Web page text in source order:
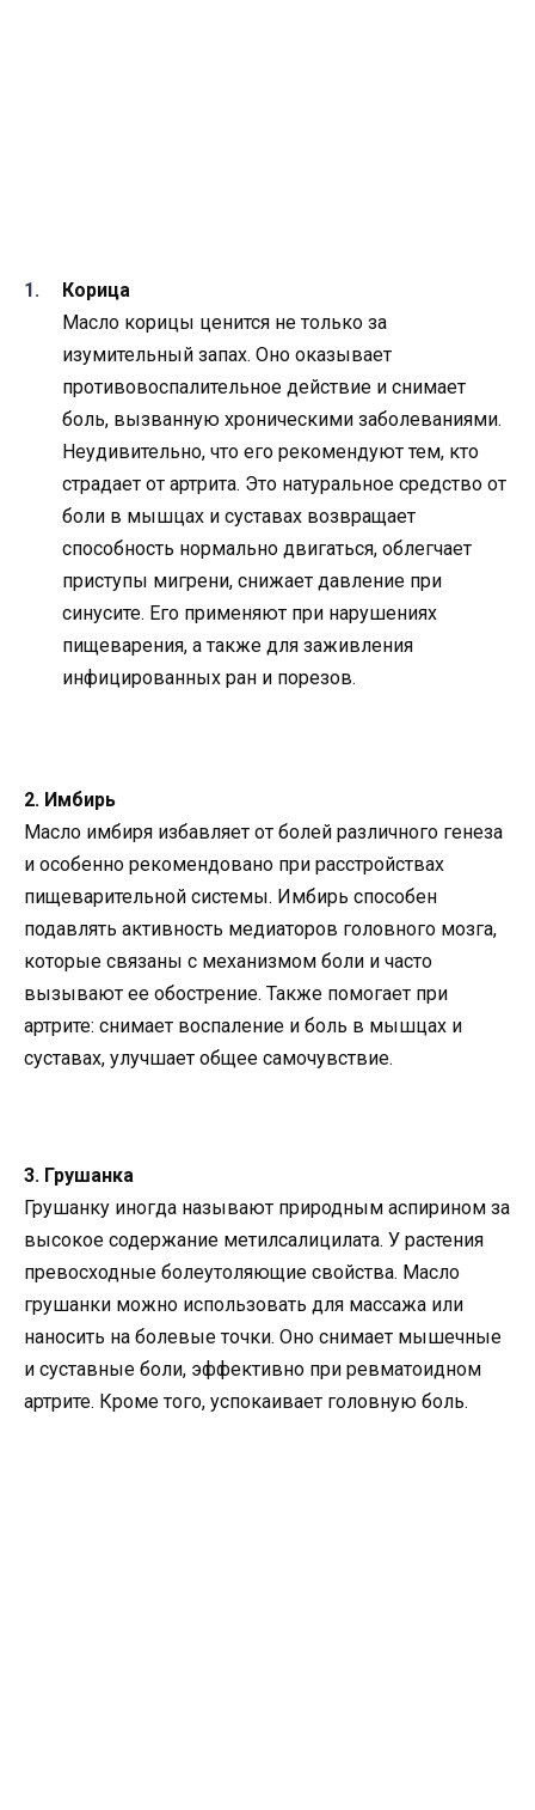
Корица
Масло корицы ценится не только за
изумительный запах. Оно оказывает
противовоспалительное действие и снимает
боль, вызванную хроническими заболеваниями.
Неудивительно, что его рекомендуют тем, кто
страдает от артрита. Это натуральное средство от
боли в мышцах и суставах возвращает
способность нормально двигаться, облегчает
приступы мигрени, снижает давление при
синусите. Его применяют при нарушениях
пищеварения, а также для заживления
инфицированных ран и порезов.
2. Имбирь
Масло имбиря избавляет от болей различного генеза
и особенно рекомендовано при расстройствах
пищеварительной системы. Имбирь способен
подавлять активность медиаторов головного мозга,
которые связаны с механизмом боли и часто
вызывают ее обострение. Также помогает при
артрите: снимает воспаление и боль в мышцах и
суставах, улучшает общее самочувствие.
3. Грушанка
Грушанку иногда называют природным аспирином за
высокое содержание метилсалицилата. У растения
превосходные болеутоляющие свойства. Масло
грушанки можно использовать для массажа или
наносить на болевые точки. Оно снимает мышечные
и суставные боли, эффективно при ревматоидном
артрите. Кроме того, успокаивает головную боль.